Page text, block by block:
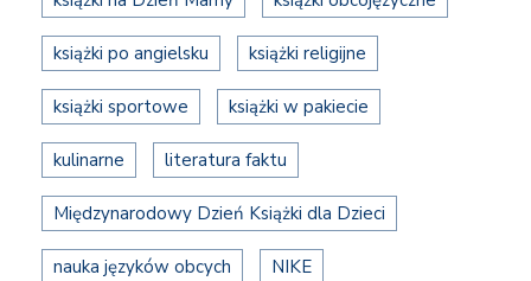
książki po angielsku książki religijne
książki sportowe książki w pakiecie
kulinarne literatura faktu
Międzynarodowy Dzień Książki dla Dzieci
nauka języków obcych NIKE